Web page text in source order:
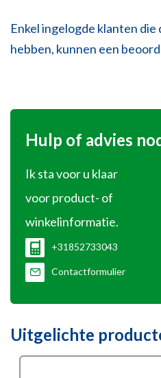
Enkel ingelogde klanten
hebben, kunnen een
Hulp of advies
Ik sta voor u klaar
voor product- of
winkelinformatie.
+31852733043
Contactformulier
Uitgelichte